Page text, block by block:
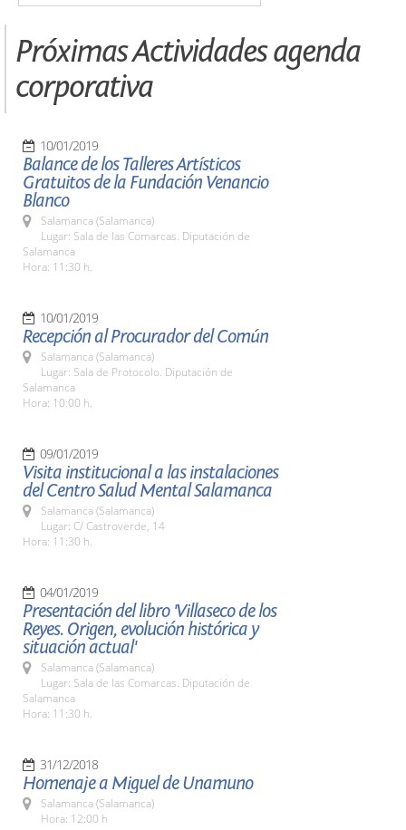
Próximas Actividades agenda
corporativa
10/01/2019
Balance de los Talleres Artísticos
Gratuitos de la Fundación Venancio
Blanco
Salamanca (Salamanca)
Lugar: Sala de las Comarcas. Diputación de
Salamanca
Hora: 11:30 h.
10/01/2019
Recepción al Procurador del Común
Salamanca (Salamanca)
Lugar: Sala de Protocolo. Diputación de
Salamanca
Hora: 10:00 h.
09/01/2019
Visita institucional a las instalaciones
del Centro Salud Mental Salamanca
Salamanca (Salamanca)
Lugar: C/ Castroverde, 14
Hora: 11:30 h.
04/01/2019
Presentación del libro 'Villaseco de los
Reyes. Origen, evolución histórica y
situación actual'
Salamanca (Salamanca)
Lugar: Sala de las Comarcas. Diputación de
Salamanca
Hora: 11:30 h.
31/12/2018
Homenaje a Miguel de Unamuno
Salamanca (Salamanca)
Hora: 12:00 h